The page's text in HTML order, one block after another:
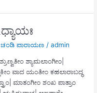
ಚಂಡಿ ಪಾರಾಯಣ /admin
ಶ್ಯಾಮಲಾಂಗೀಂ|
ವಾದ ಯಂತೀಂ ಕಹಲಾರಾಬದ್ಧ
ಮಾತಂಗೀಂ ಶಂಖ ಪಾತ್ರಾಂ